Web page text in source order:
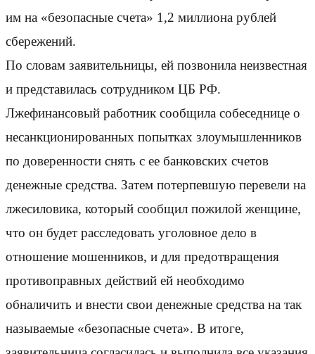
им на «безопасные счета» 1,2 миллиона рублей
сбережений.
По словам заявительницы, ей позвонила неизвестная
и представилась сотрудником ЦБ РФ.
Лжефинансовый работник сообщила собеседнице о
несанкционированных попытках злоумышленников
по доверенности снять с ее банковских счетов
денежные средства. Затем потерпевшую перевели на
лжесиловика, который сообщил пожилой женщине,
что он будет расследовать уголовное дело в
отношение мошенников, и для предотвращения
противоправных действий ей необходимо
обналичить и внести свои денежные средства на так
называемые «безопасные счета». В итоге,